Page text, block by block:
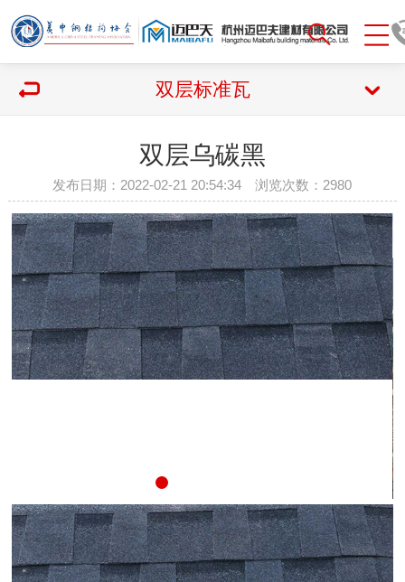
双层标准瓦
双层乌碳黑
发布日期：2022-02-21 20:54:34 浏览次数： 2980